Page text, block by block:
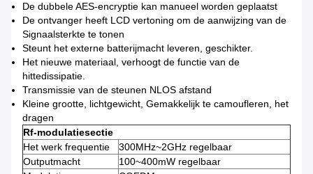
De dubbele AES-encryptie kan manueel worden geplaatst
De ontvanger heeft LCD vertoning om de aanwijzing van de
Signaalsterkte te tonen
Steunt het externe batterijmacht leveren, geschikter.
Het nieuwe materiaal, verhoogt de functie van de
hittedissipatie.
Transmissie van de steunen NLOS afstand
Kleine grootte, lichtgewicht, Gemakkelijk te camoufleren, het
dragen
Rf-modulatiesectie
Het werk frequentie
300MHz~2GHz regelbaar
Outputmacht
100~400mW regelbaar